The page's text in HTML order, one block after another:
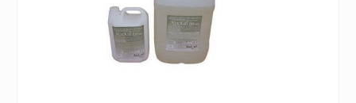
governamentais. Localizada em
Guarulhos - SP, fornece produtos de
limpeza para hospitais, hotéis, indústrias,